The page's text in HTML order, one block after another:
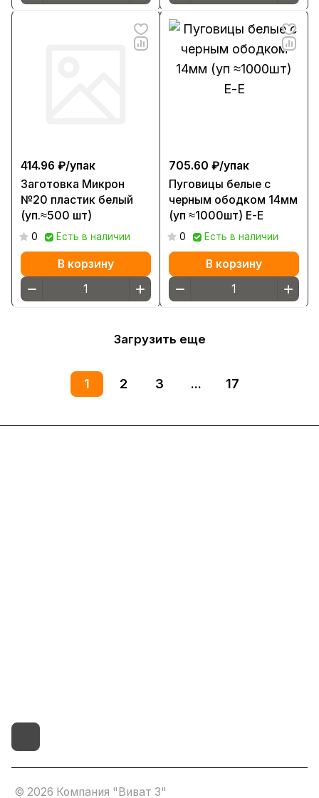
414.96 ₽/упак
Заготовка Микрон
№20 пластик белый
(уп.≈500 шт)
0 Есть в наличии
В корзину
705.60 ₽/упак
Пуговицы белые с
черным ободком 14мм
(уп ≈1000шт) Е-Е
0 Есть в наличии
В корзину
Загрузить еще
1 2 3 ... 17
© 2026 Компания "Виват 3"